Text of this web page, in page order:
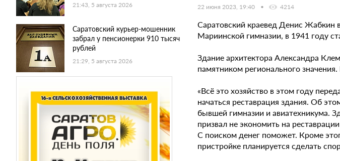
21:43, 5 августа 2026
Саратовский курьер-мошенник
забрал у пенсионерки 910 тысяч
рублей
21:29, 5 августа 2026
22 июня 2023, 19:40 4214
Саратовский краевед Денис Жабкин
Мариинской гимназии, в 1941 году
Здание архитектора Александра
памятником регионального
«Всё это хозяйство в этом году
начаться реставрация здания. Об
бывшей гимназии и авиатехникума.
призвал не экономить на
С поиском денег поможет. Кроме
пристройке планируется сделать